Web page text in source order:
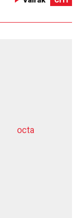
octa
dziļurbums